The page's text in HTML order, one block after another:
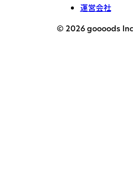
運営会社
© 2026 goooods